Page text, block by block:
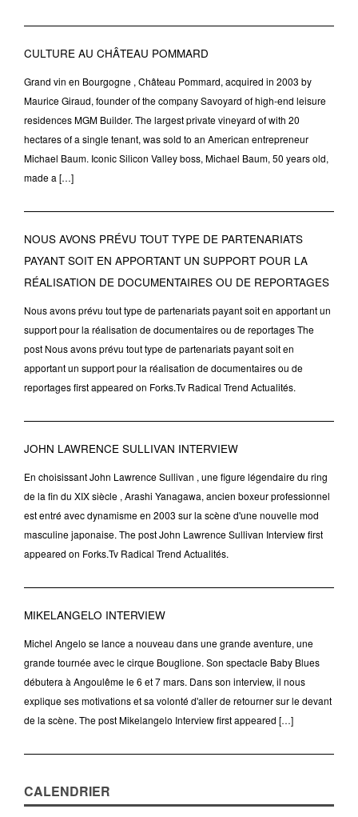
CULTURE AU CHÂTEAU POMMARD
Grand vin en Bourgogne , Château Pommard, acquired in 2003 by
Maurice Giraud, founder of the company Savoyard of high-end leisure
residences MGM Builder. The largest private vineyard of with 20
hectares of a single tenant, was sold to an American entrepreneur
Michael Baum. Iconic Silicon Valley boss, Michael Baum, 50 years old,
made a […]
NOUS AVONS PRÉVU TOUT TYPE DE PARTENARIATS
PAYANT SOIT EN APPORTANT UN SUPPORT POUR LA
RÉALISATION DE DOCUMENTAIRES OU DE REPORTAGES
Nous avons prévu tout type de partenariats payant soit en apportant un
support pour la réalisation de documentaires ou de reportages The
post Nous avons prévu tout type de partenariats payant soit en
apportant un support pour la réalisation de documentaires ou de
reportages first appeared on Forks.Tv Radical Trend Actualités.
JOHN LAWRENCE SULLIVAN INTERVIEW
En choisissant John Lawrence Sullivan , une figure légendaire du ring
de la fin du XIX siècle , Arashi Yanagawa, ancien boxeur professionnel
est entré avec dynamisme en 2003 sur la scène d'une nouvelle mod
masculine japonaise. The post John Lawrence Sullivan Interview first
appeared on Forks.Tv Radical Trend Actualités.
MIKELANGELO INTERVIEW
Michel Angelo se lance a nouveau dans une grande aventure, une
grande tournée avec le cirque Bouglione. Son spectacle Baby Blues
débutera à Angoulême le 6 et 7 mars. Dans son interview, il nous
explique ses motivations et sa volonté d'aller de retourner sur le devant
de la scène. The post Mikelangelo Interview first appeared […]
CALENDRIER